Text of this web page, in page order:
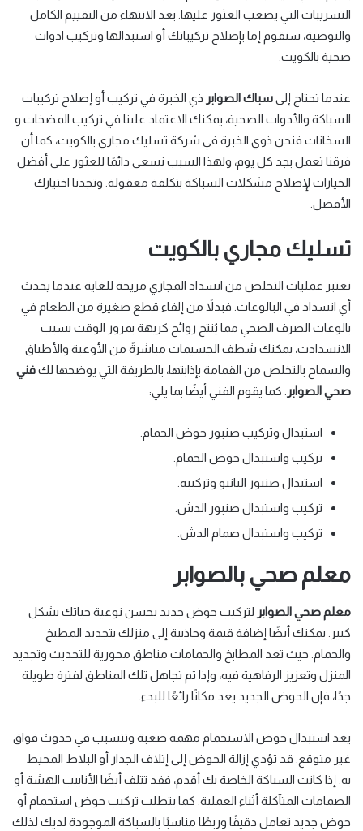
التسريبات التي يصعب العثور عليها. بعد الانتهاء من التقييم الكامل
والتوصية، سنقوم إما بإصلاح تركيباتك أو استبدالها وتركيب ادوات
صحية بالكويت.
عندما تحتاج إلىسباك الصوابر ذي الخبرة في تركيب أو إصلاح تركيبات
السباكة والأدوات الصحية، يمكنك الاعتماد علىنا في تركيب المضخات و
السخانات فنحن ذوي الخبرة في شركة تسليك مجاري بالكويت، كما أن
فرقنا تعمل بجد كل يوم، ولهذا السبب نسعى دائمًا للعثور على أفضل
الخيارات لإصلاح مشكلات السباكة بتكلفة معقولة. وتجدنا اختيارك
الأفضل.
تسليك مجاري بالكويت
تعتبر عمليات التخلص من انسداد المجاري مريحة للغاية عندما يحدث
أي انسداد في البالوعات. فبدلاً من إلقاء قطع صغيرة من الطعام في
بالوعات الصرف الصحي مما يُنتج روائح كريهة بمرور الوقت بسبب
الانسدادت، يمكنك شطف الجسيمات مباشرةً من الأوعية والأطباق
والسماح بالتخلص من القمامة بإذابتها، بالطريقة التي يوضحها لكفني
صحي الصوابر . كما يقوم الفني أيضًا بما يلي:
استبدال وتركيب صنبور حوض الحمام.
تركيب واستبدال حوض الحمام.
استبدال صنبور البانيو وتركيبه.
تركيب واستبدال صنبور الدش.
تركيب واستبدال صمام الدش.
معلم صحي بالصوابر
معلم صحي الصوابر لتركيب حوض جديد يحسن نوعية حياتك بشكل
كبير. يمكنك أيضًا إضافة قيمة وجاذبية إلى منزلك بتجديد المطبخ
والحمام. حيث تعد المطابخ والحمامات مناطق محورية للتحديث وتجديد
المنزل وتعزيز الرفاهية فيه، وإذا تم تجاهل تلك المناطق لفترة طويلة
جدًا، فإن الحوض الجديد يعد مكانًا رائعًا للبدء.
يعد استبدال حوض الاستحمام مهمة صعبة وتتسبب في حدوث فواق
غير متوقع. قد تؤدي إزالة الحوض إلى إتلاف الجدار أو البلاط المحيط
به. إذا كانت السباكة الخاصة بك أقدم، فقد تتلف أيضًا الأنابيب الهشة أو
الصمامات المتآكلة أثناء العملية. كما يتطلب تركيب حوض استحمام أو
حوض جديد تعامل دقيقًا وربطًا مناسبًا بالسباكة الموجودة لديك لذلك